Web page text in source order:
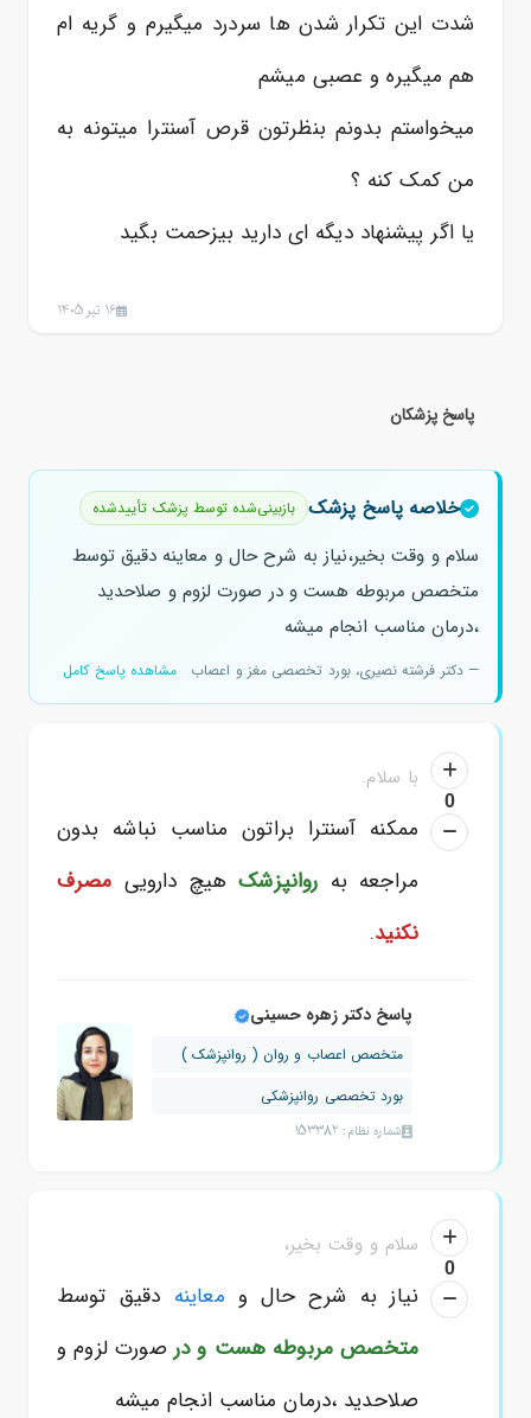
شدت این تکرار شدن ها سردرد میگیرم و گریه ام
هم میگیره و عصبی میشم
میخواستم بدونم بنظرتون قرص آسنترا میتونه به
من کمک کنه ؟
یا اگر پیشنهاد دیگه ای دارید بیزحمت بگید
16 تیر 1405
پاسخ پزشکان
خلاصه پاسخ پزشک بازبینی‌شده توسط پزشک تأییدشده
سلام و وقت بخیر،نیاز به شرح حال و معاینه دقیق توسط
متخصص مربوطه هست و در صورت لزوم و صلاحدید
،درمان مناسب انجام میشه
— دکتر فرشته نصیری، بورد تخصصی مغز و اعصاب مشاهده پاسخ کامل
0
با سلام.
ممکنه آسنترا براتون مناسب نباشه بدون
مراجعه به روانپزشکهیچ دارویی مصرف
نکنید.
پاسخ دکتر زهره حسینی
متخصص اعصاب و روان ( روانپزشک )
بورد تخصصی روانپزشکی
شماره نظام: 153382
0
سلام و وقت بخیر،
نیاز به شرح حال و معاینه دقیق توسط
متخصص مربوطه هست و در صورت لزوم و
صلاحدید ،درمان مناسب انجام میشه